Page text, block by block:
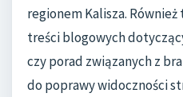
regionem Kalisza.
treści blogowych
czy porad związanych z
do poprawy widoczności